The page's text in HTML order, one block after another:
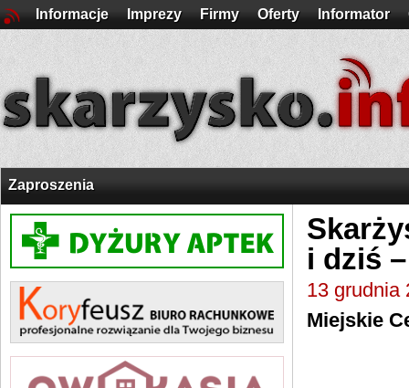
Informacje Imprezy Firmy Oferty Informator
Zaproszenia
i dziś
13 grudnia
Miejskie